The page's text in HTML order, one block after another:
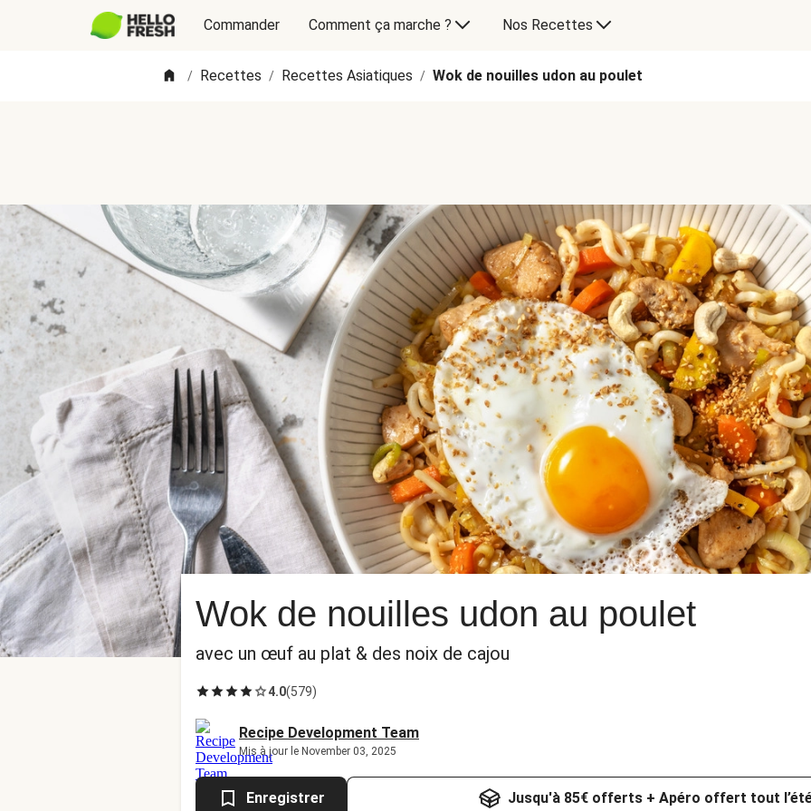
Commander Comment ça marche ? Nos Recettes
/ Recettes / Recettes Asiatiques / Wok de nouilles udon au poulet
Wok de nouilles udon au poulet
avec un œuf au plat & des noix de cajou
4.0(579)
Recipe Development Team
Mis à jour le November 03, 2025
Enregistrer Jusqu'à 85€ offerts + Apéro offert tout